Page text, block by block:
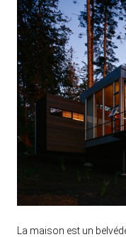
La maison est un